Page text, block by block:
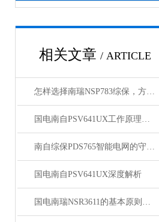
相关文章 / ARTICLE
怎样选择南瑞NSP783综保，方法分享给大家
国电南自PSV641UX工作原理与核心功能拆解
南自综保PDS765智能电网的守护者
国电南自PSV641UX深度解析
国电南瑞NSR3611的基本原则是什么